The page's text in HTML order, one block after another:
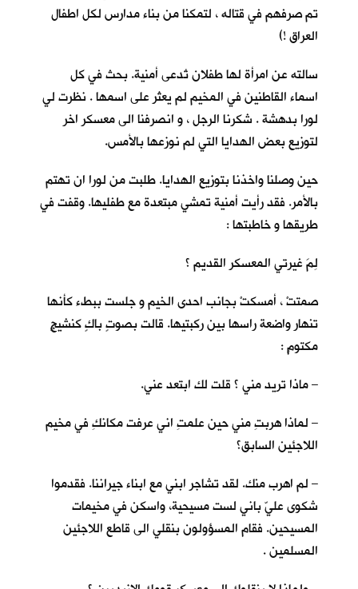
تم صرفهم في قتاله ، لتمكنا من بناء مدارس لكل اطفال
العراق !)
سالته عن امرأة لها طفلان تُدعى أمنية. بحث في كل
اسماء القاطنين في المخيم لم يعثر على اسمها . نظرت لي
لورا بدهشة . شكرنا الرجل ، و انصرفنا الى معسكر اخر
لتوزيع بعض الهدايا التي لم نوزعها بالأمس.
حين وصلنا واخذنا بتوزيع الهدايا. طلبت من لورا ان تهتم
بالأمر. فقد رأيت أمنية تمشي مبتعدة مع طفليها. وقفت في
طريقها و خاطبتها :
لِمَ غيرتي المعسكر القديم ؟
صمتتْ ، أمسكتْ بجانب احدى الخيم و جلست ببطء كأنها
تنهار واضعة راسها بين ركبتيها. قالت بصوتٍ باكٍ كنشيجٍ
مكتومٍ :
– ماذا تريد مني ؟ قلت لك ابتعد عني.
– لماذا هربتِ مني حين علمتِ اني عرفت مكانكِ في مخيم
اللاجئين السابق؟
– لم اهرب منك. لقد تشاجر ابني مع ابناء جيراننا. فقدموا
شكوى عليّ باني لست مسيحية، واسكن في مخيمات
المسيحين. فقام المسؤولون بنقلي الى قاطع اللاجئين
المسلمين .